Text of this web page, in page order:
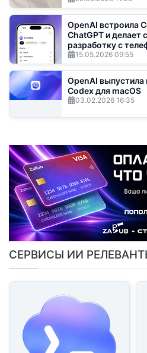
OpenAI встроила
ChatGPT и делает
разработку с
15.05.2026 09:55
OpenAI
Codex для macOS
03.02.2026 16:35
СЕРВИСЫ ИИ